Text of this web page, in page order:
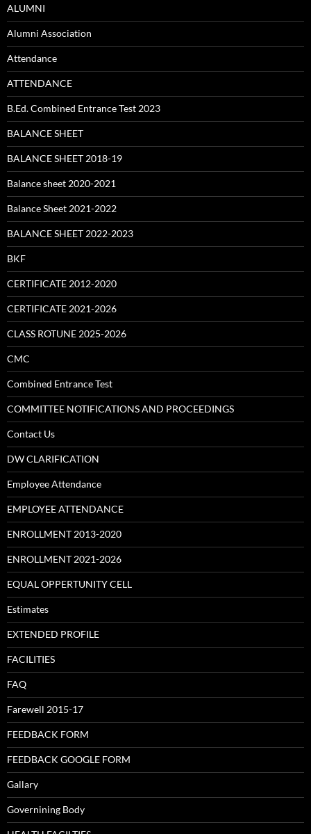
ALUMNI
Alumni Association
Attendance
ATTENDANCE
B.Ed. Combined Entrance Test 2023
BALANCE SHEET
BALANCE SHEET 2018-19
Balance sheet 2020-2021
Balance Sheet 2021-2022
BALANCE SHEET 2022-2023
BKF
CERTIFICATE 2012-2020
CERTIFICATE 2021-2026
CLASS ROTUNE 2025-2026
CMC
Combined Entrance Test
COMMITTEE NOTIFICATIONS AND PROCEEDINGS
Contact Us
DW CLARIFICATION
Employee Attendance
EMPLOYEE ATTENDANCE
ENROLLMENT 2013-2020
ENROLLMENT 2021-2026
EQUAL OPPERTUNITY CELL
Estimates
EXTENDED PROFILE
FACILITIES
FAQ
Farewell 2015-17
FEEDBACK FORM
FEEDBACK GOOGLE FORM
Gallary
Governining Body